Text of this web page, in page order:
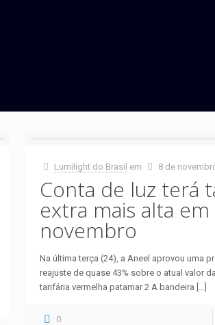
Lumilight do Brasil em 8 de
Conta de luz terá
extra mais alta em
novembro
Na última terça (24), a Aneel aprovou uma
reajuste de quase 43% sobre o atual valor
tarifária vermelha patamar 2 A bandeira […]
0